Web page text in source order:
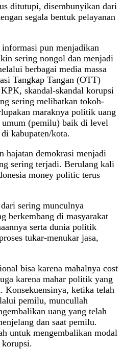
ditutupi, disembunyikan dari
segala bentuk pelayanan
pun menjadikan
sering nongol dan menjadi
berbagai media massa
Tangkap Tangan (OTT)
skandal-skandal korupsi
sering melibatkan tokoh-
maraknya politik uang
(pemilu) baik di level
kabupaten/kota.
hajatan demokrasi menjadi
sering terjadi. Berulang kali
money politic terus
sering munculnya
berkembang di masyarakat
serta dunia politik
tukar-menukar jasa,
bisa karena mahalnya cost
karena mahar politik yang
Konsekuensinya, ketika telah
pemilu, muncullah
uang yang telah
dan saat pemilu.
untuk mengembalikan modal
korupsi.